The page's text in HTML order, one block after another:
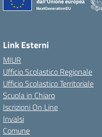
Link Esterni
MIUR
Ufficio Scolastico Regionale
Ufficio Scolastico Territoriale
Scuola in Chiaro
Iscrizioni On Line
Invalsi
Comune